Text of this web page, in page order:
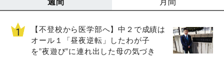
【不登校から医学部へ】中２で成績は
オール１「昼夜逆転」したわが子
を”夜遊び”に連れ出した母の気づき